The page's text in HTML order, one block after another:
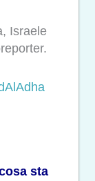
Israele
sta